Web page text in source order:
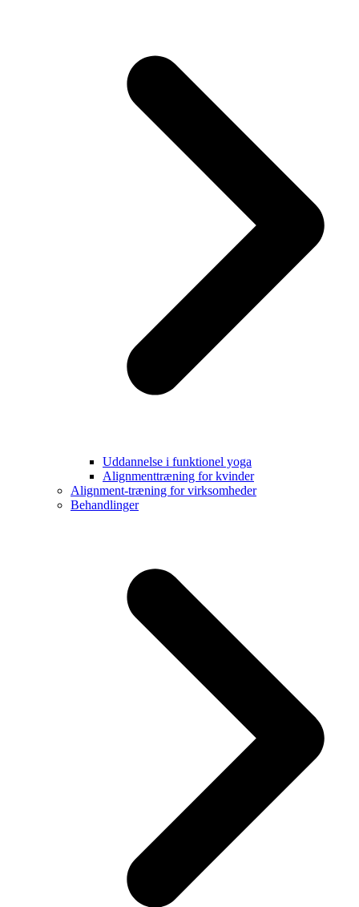
Uddannelse i funktionel yoga
Alignmenttræning for kvinder
Alignment-træning for virksomheder
Behandlinger